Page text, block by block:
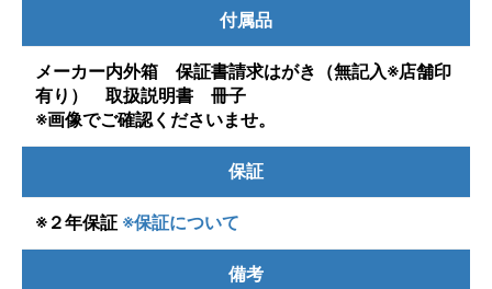
付属品
メーカー内外箱 保証書請求はがき（無記入※店舗印
有り） 取扱説明書 冊子
※画像でご確認くださいませ。
保証
※２年保証 ※保証について
備考